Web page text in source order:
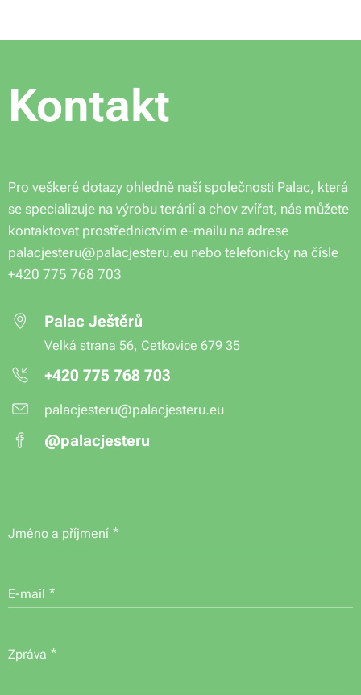
Kontakt
Pro veškeré dotazy ohledně naší společnosti Palac, která
se specializuje na výrobu terárií a chov zvířat, nás můžete
kontaktovat prostřednictvím e-mailu na adrese
palacjesteru@palacjesteru.eu nebo telefonicky na čísle
+420 775 768 703
Palac Ještěrů
Velká strana 56, Cetkovice 679 35
+420 775 768 703
palacjesteru@palacjesteru.eu
@palacjesteru
Jméno a příjmení
E-mail
Zpráva